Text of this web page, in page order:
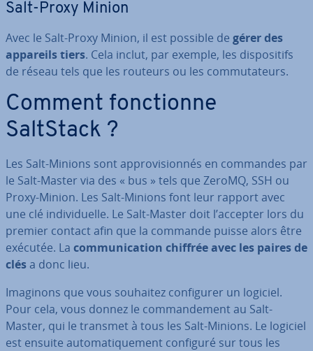
Salt-Proxy Minion
Avec le Salt-Proxy Minion, il est possible de gérer des
appareils tiers. Cela inclut, par exemple, les dis­po­si­tifs
de réseau tels que les routeurs ou les com­mu­ta­teurs.
Comment fonc­tionne
SaltStack ?
Les Salt-Minions sont ap­pro­vi­sion­nés en commandes par
le Salt-Master via des « bus » tels que ZeroMQ, SSH ou
Proxy-Minion. Les Salt-Minions font leur rapport avec
une clé in­di­vi­duelle. Le Salt-Master doit l’accepter lors du
premier contact afin que la commande puisse alors être
exécutée. La com­mu­ni­ca­tion chiffrée avec les paires de
clésa donc lieu.
Imaginons que vous souhaitez con­fi­gu­rer un logiciel.
Pour cela, vous donnez le com­man­de­ment au Salt-
Master, qui le transmet à tous les Salt-Minions. Le logiciel
est ensuite au­to­ma­ti­que­ment configuré sur tous les